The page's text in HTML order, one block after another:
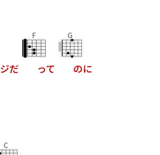
ジだ
F
って
G
のに
C